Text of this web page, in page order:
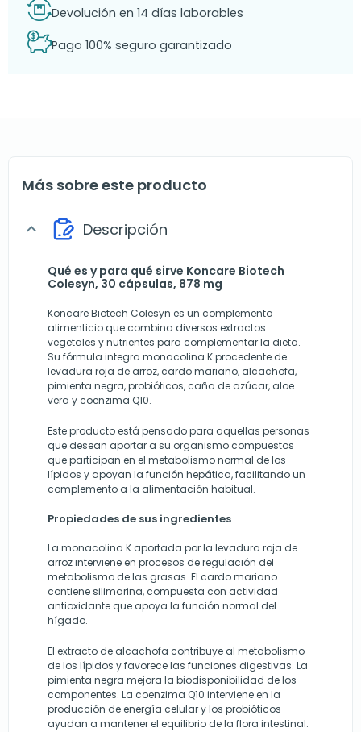
Devolución en 14 días laborables
Pago 100% seguro garantizado
Más sobre este producto
expand_more Descripción
Qué es y para qué sirve Koncare Biotech
Colesyn, 30 cápsulas, 878 mg
Koncare Biotech Colesyn es un complemento
alimenticio que combina diversos extractos
vegetales y nutrientes para complementar la dieta.
Su fórmula integra monacolina K procedente de
levadura roja de arroz, cardo mariano, alcachofa,
pimienta negra, probióticos, caña de azúcar, aloe
vera y coenzima Q10.
Este producto está pensado para aquellas personas
que desean aportar a su organismo compuestos
que participan en el metabolismo normal de los
lípidos y apoyan la función hepática, facilitando un
complemento a la alimentación habitual.
Propiedades de sus ingredientes
La monacolina K aportada por la levadura roja de
arroz interviene en procesos de regulación del
metabolismo de las grasas. El cardo mariano
contiene silimarina, compuesta con actividad
antioxidante que apoya la función normal del
hígado.
El extracto de alcachofa contribuye al metabolismo
de los lípidos y favorece las funciones digestivas. La
pimienta negra mejora la biodisponibilidad de los
componentes. La coenzima Q10 interviene en la
producción de energía celular y los probióticos
ayudan a mantener el equilibrio de la flora intestinal.